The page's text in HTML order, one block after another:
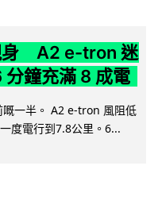
身 A2 e-tron 迷
鐘充滿 8 成電
一半。 A2 e-tron 風阻低
度電行到7.8公里。6...